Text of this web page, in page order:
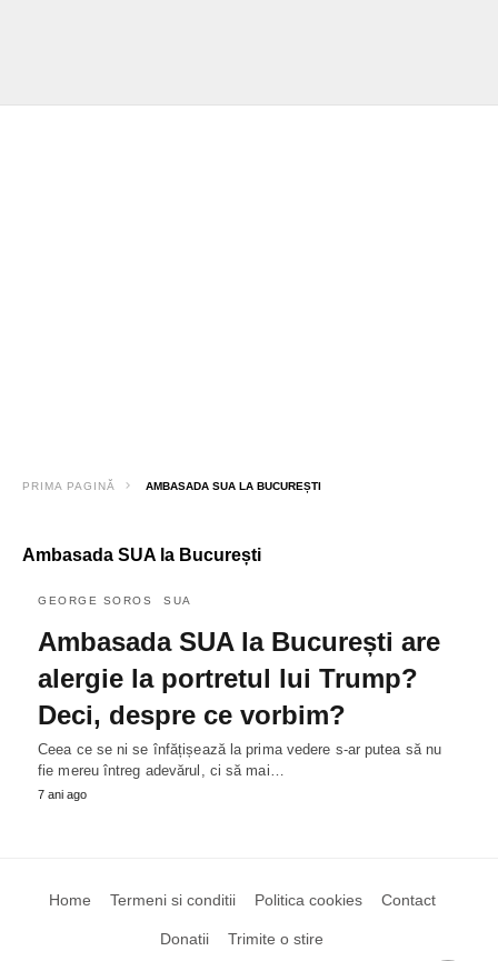
PRIMA PAGINĂ AMBASADA SUA LA BUCUREȘTI
Ambasada SUA la București
GEORGE SOROS SUA
Ambasada SUA la București are
alergie la portretul lui Trump?
Deci, despre ce vorbim?
Ceea ce se ni se înfățișează la prima vedere s-ar putea să nu
fie mereu întreg adevărul, ci să mai…
7 ani ago
Home Termeni si conditii Politica cookies Contact
Donatii Trimite o stire